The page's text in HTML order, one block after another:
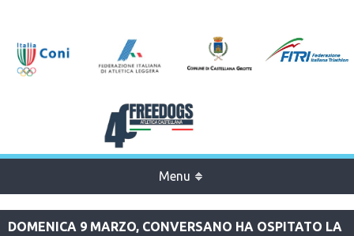
Menu
DOMENICA 9 MARZO, CONVERSANO HA OSPITATO LA